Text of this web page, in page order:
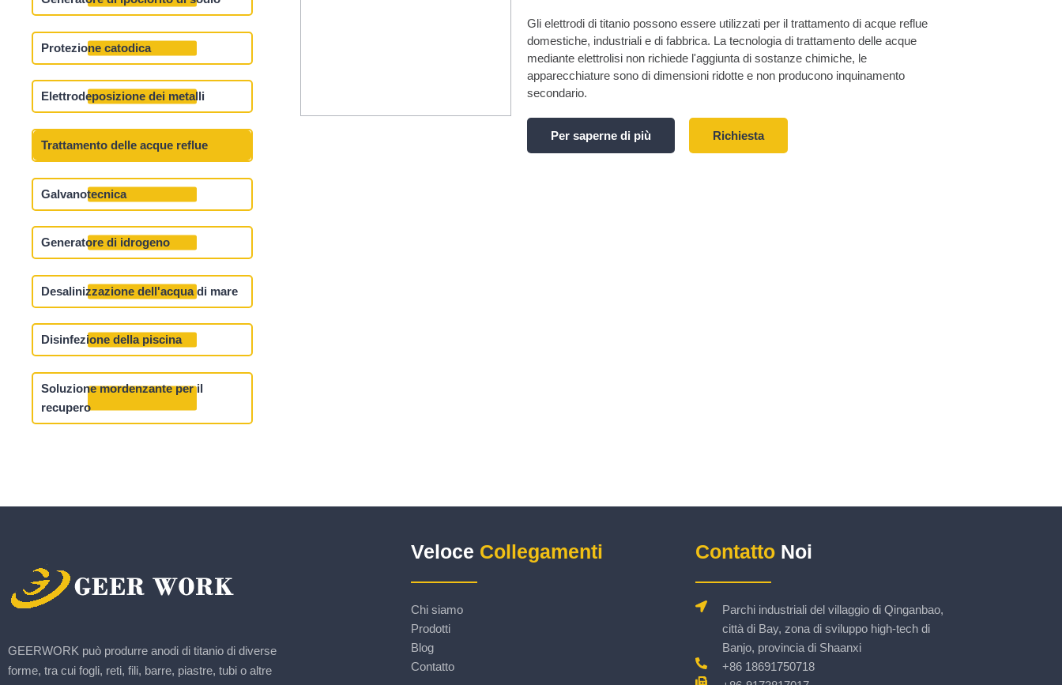
Protezione catodica
Elettrodeposizione dei metalli
Trattamento delle acque reflue
Galvanotecnica
Generatore di idrogeno
Desalinizzazione dell'acqua di mare
Disinfezione della piscina
Soluzione mordenzante per il
recupero
Gli elettrodi di titanio possono essere utilizzati per il trattamento di acque reflue
domestiche, industriali e di fabbrica. La tecnologia di trattamento delle acque
mediante elettrolisi non richiede l'aggiunta di sostanze chimiche, le
apparecchiature sono di dimensioni ridotte e non producono inquinamento
secondario.
Per saperne di più Richiesta
GEERWORK può produrre anodi di titanio di diverse
forme, tra cui fogli, reti, fili, barre, piastre, tubi o altre
Veloce Collegamenti
Chi siamo
Prodotti
Blog
Contatto
Contatto Noi
Parchi industriali del villaggio di Qinganbao,
città di Bay, zona di sviluppo high-tech di
Banjo, provincia di Shaanxi
+86 18691750718